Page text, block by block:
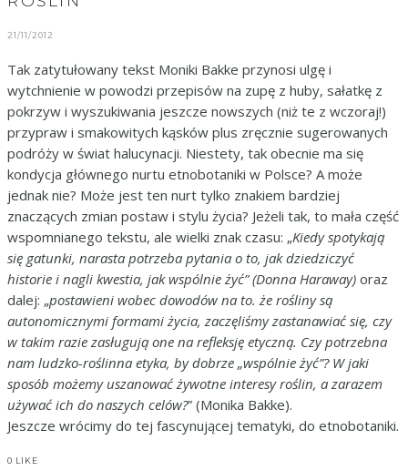
21/11/2012
Tak zatytułowany tekst Moniki Bakke przynosi ulgę i
wytchnienie w powodzi przepisów na zupę z huby, sałatkę z
pokrzyw i wyszukiwania jeszcze nowszych (niż te z wczoraj!)
przypraw i smakowitych kąsków plus zręcznie sugerowanych
podróży w świat halucynacji. Niestety, tak obecnie ma się
kondycja głównego nurtu etnobotaniki w Polsce? A może
jednak nie? Może jest ten nurt tylko znakiem bardziej
znaczących zmian postaw i stylu życia? Jeżeli tak, to mała część
wspomnianego tekstu, ale wielki znak czasu: „Kiedy spotykają
się gatunki, narasta potrzeba pytania o to, jak dziedziczyć
historie i nagli kwestia, jak wspólnie żyć” (Donna Haraway) oraz
dalej: „postawieni wobec dowodów na to. że rośliny są
autonomicznymi formami życia, zaczęliśmy zastanawiać się, czy
w takim razie zasługują one na refleksję etyczną. Czy potrzebna
nam ludzko-roślinna etyka, by dobrze „wspólnie żyć”? W jaki
sposób możemy uszanować żywotne interesy roślin, a zarazem
używać ich do naszych celów?” (Monika Bakke).
Jeszcze wrócimy do tej fascynującej tematyki, do etnobotaniki.
0 LIKE